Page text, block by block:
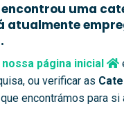
encontrou uma
atualmente
página inicial
ou verificar as
que encontrámos para si